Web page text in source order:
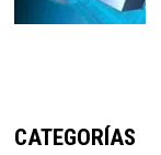
CATEGORÍAS